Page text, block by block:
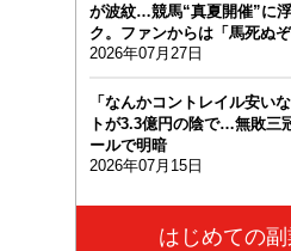
が波紋…競馬“真夏開催”に
ク。ファンからは「馬死ぬ
2026年07月27日
「なんかコントレイル安い
トが3.3億円の陰で…無敗三
ールで明暗
2026年07月15日
はじめての